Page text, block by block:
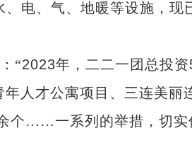
电、气、地暖等设施，现
“2023年，二二一团总投资
人才公寓项目、三连美丽
个……一系列的举措，切实